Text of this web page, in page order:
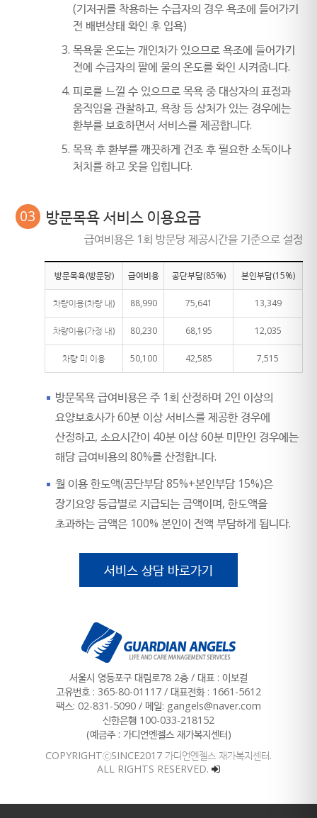
(기저귀를 착용하는 수급자의 경우 욕조에 들어가기
전 배변상태 확인 후 입욕)
목욕물 온도는 개인차가 있으므로 욕조에 들어가기
전에 수급자의 팔에 물의 온도를 확인 시켜줍니다.
피로를 느낄 수 있으므로 목욕 중 대상자의 표정과
움직임을 관찰하고, 욕창 등 상처가 있는 경우에는
환부를 보호하면서 서비스를 제공합니다.
목욕 후 환부를 깨끗하게 건조 후 필요한 소독이나
처치를 하고 옷을 입힙니다.
03 방문목욕 서비스 이용요금
급여비용은 1회 방문당 제공시간을 기준으로 설정
방문목욕(방문당) 급여비용 공단부담(85%) 본인부담(15%)
차량이용(차량 내) 88,990 75,641 13,349
차량이용(가정 내) 80,230 68,195 12,035
차량 미 이용 50,100 42,585 7,515
방문목욕 급여비용은 주 1회 산정하며 2인 이상의
요양보호사가 60분 이상 서비스를 제공한 경우에
산정하고, 소요시간이 40분 이상 60분 미만인 경우에는
해당 급여비용의 80%를 산정합니다.
월 이용 한도액(공단부담 85%+본인부담 15%)은
장기요양 등급별로 지급되는 금액이며, 한도액을
초과하는 금액은 100% 본인이 전액 부담하게 됩니다.
서비스 상담 바로가기
서울시 영등포구 대림로78 2층 / 대표 : 이보걸
고유번호 : 365-80-01117 / 대표전화 : 1661-5612
팩스: 02-831-5090 / 메일: gangels@naver.com
신한은행 100-033-218152
(예금주 : 가디언엔젤스 재가복지센터)
COPYRIGHTⓒSINCE2017 가디언엔젤스 재가복지센터.
ALL RIGHTS RESERVED.